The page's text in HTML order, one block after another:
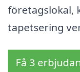
företagslokal,
tapetsering
Få 3